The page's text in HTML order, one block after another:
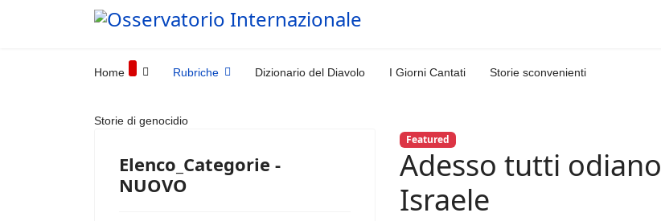
Home Rubriche Dizionario del Diavolo I Giorni Cantati Storie sconvenienti
Storie di genocidio
Elenco_Categorie -
NUOVO
Featured
Adesso tutti odiano
Israele